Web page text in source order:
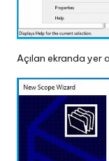
Açılan ekranda yer